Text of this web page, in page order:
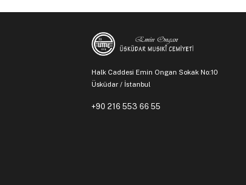
Halk Caddesi Emin Ongan Sokak No:10
Üsküdar / İstanbul
+90 216 553 66 55